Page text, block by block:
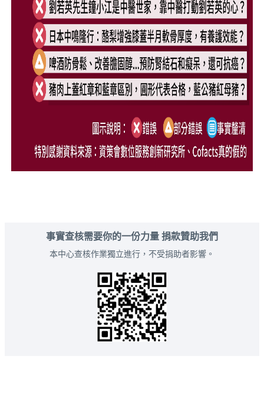
事實查核需要你的一份力量 捐款贊助我們
本中心查核作業獨立進行，不受捐助者影響。